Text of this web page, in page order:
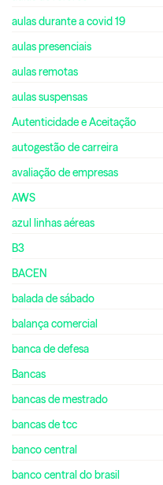
aulas durante a covid 19
aulas presenciais
aulas remotas
aulas suspensas
Autenticidade e Aceitação
autogestão de carreira
avaliação de empresas
AWS
azul linhas aéreas
B3
BACEN
balada de sábado
balança comercial
banca de defesa
Bancas
bancas de mestrado
bancas de tcc
banco central
banco central do brasil